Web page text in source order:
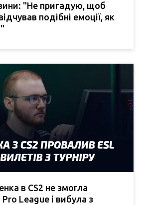
"Не пригадую, щоб
подібні емоції, як
в CS2 не змогла
League і вибула з